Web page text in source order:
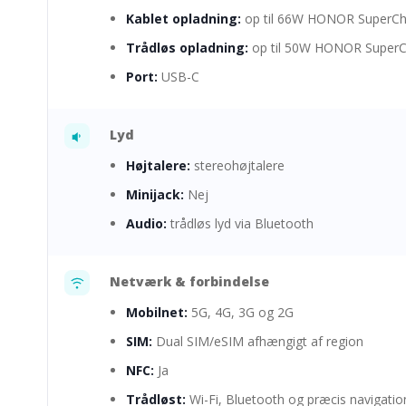
Kablet opladning: op til 66W HONOR
Trådløs opladning: op til 50W HONOR
Port: USB-C
Lyd
Højtalere: stereohøjtalere
Minijack: Nej
Audio: trådløs lyd via Bluetooth
Netværk & forbindelse
Mobilnet: 5G, 4G, 3G og 2G
SIM: Dual SIM/eSIM afhængigt af region
NFC: Ja
Trådløst: Wi-Fi, Bluetooth og præcis